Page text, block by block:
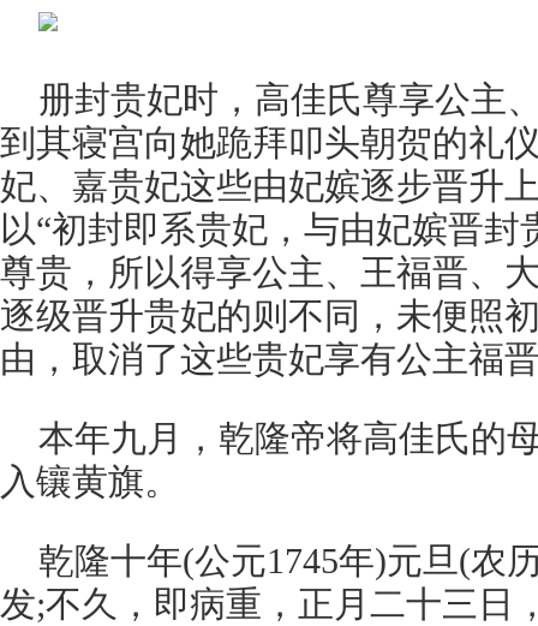
册封贵妃时，高佳氏尊享公主
到其寝宫向她跪拜叩头朝贺的礼
妃、嘉贵妃这些由妃嫔逐步晋升
以“初封即系贵妃，与由妃嫔晋
尊贵，所以得享公主、王福晋、
逐级晋升贵妃的则不同，未便照
由，取消了这些贵妃享有公主福
本年九月，乾隆帝将高佳氏的
入镶黄旗。
乾隆十年(公元1745年)元旦(农
发;不久，即病重，正月二十三日